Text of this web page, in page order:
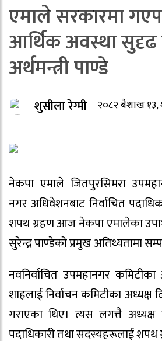
एमाले सरकारमा
आर्थिक अवस्था सुदृढ
अर्थमन्त्री पाण्डे
शुसीला रेग्मी २०८२ बैशाख १३,
नेकपा एमाले जितपुरसिमरा
नगर अधिवेशनबाट निर्वाचित
शपथ ग्रहण आज नेकपा एमालेका
सुरेन्द्र पाण्डेको प्रमुख अतिथ्यतामा
नवनिर्वाचित उपमहानगर कमिटीका
शाहलाई निर्वाचन कमिटीका अध्यक्ष
गराएका थिए। त्यस लगत्तै अध्यक्ष
पदाधिकारी तथा सदस्यहरूलाई शपथ